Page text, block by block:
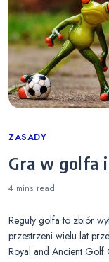
Categories
ZASADY
Gra w golfa
4 mins read
Reguły golfa to zbiór
przestrzeni wielu lat
Royal and Ancient Golf